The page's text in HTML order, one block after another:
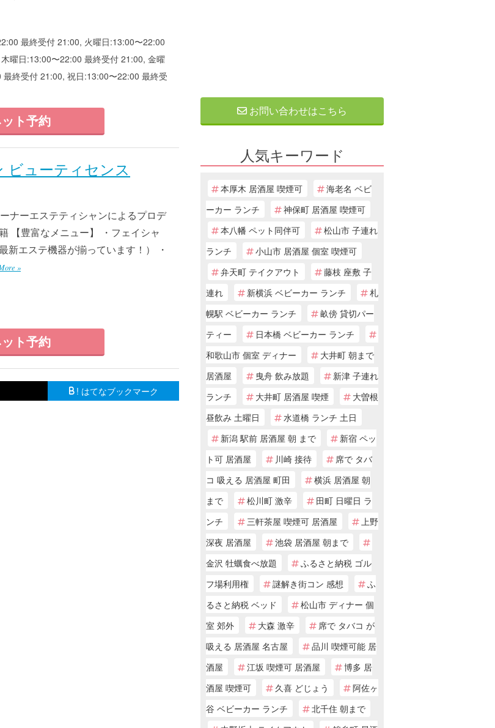
最終受付 21:00, 火曜日:13:00〜22:00
曜日:13:00〜22:00 最終受付 21:00, 金曜
終受付 21:00, 祝日:13:00〜22:00 最終受
ト予約
ビューティセンス
ナーエステティシャンによるプロデ
【豊富なメニュー】 ・フェイシャ
エステ機器が揃っています！） ・
»
ト予約
! はてなブックマーク
お問い合わせはこちら
人気キーワード
本厚木 居酒屋 喫煙可
海老名 ベビ
ーカー ランチ
神保町 居酒屋 喫煙可
本八幡 ペット同伴可
松山市 子連れ
ランチ
小山市 居酒屋 個室 喫煙可
弁天町 テイクアウト
藤枝 座敷 子
連れ
新横浜 ベビーカー ランチ
札
幌駅 ベビーカー ランチ
畝傍 貸切パー
ティー
日本橋 ベビーカー ランチ
和歌山市 個室 ディナー
大井町 朝まで
居酒屋
曳舟 飲み放題
新津 子連れ
ランチ
大井町 居酒屋 喫煙
大曽根
昼飲み 土曜日
水道橋 ランチ 土日
新潟 駅前 居酒屋 朝 まで
新宿 ペッ
ト可 居酒屋
川崎 接待
席で タバ
コ 吸える 居酒屋 町田
横浜 居酒屋 朝
まで
松川町 激辛
田町 日曜日 ラ
ンチ
三軒茶屋 喫煙可 居酒屋
上野
深夜 居酒屋
池袋 居酒屋 朝まで
金沢 牡蠣食べ放題
ふるさと納税 ゴル
フ場利用権
謎解き街コン 感想
ふ
るさと納税 ベッド
松山市 ディナー 個
室 郊外
大森 激辛
席で タバコ が
吸える 居酒屋 名古屋
品川 喫煙可能 居
酒屋
江坂 喫煙可 居酒屋
博多 居
酒屋 喫煙可
久喜 どじょう
阿佐ヶ
谷 ベビーカー ランチ
北千住 朝まで